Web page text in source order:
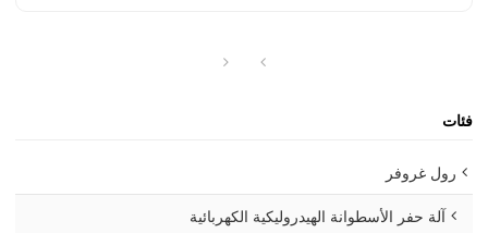
فئات
رول غروفر
آلة حفر الأسطوانة الهيدروليكية الكهربائية